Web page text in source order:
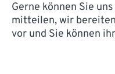
Gerne können Sie
mitteilen, wir
vor und Sie können